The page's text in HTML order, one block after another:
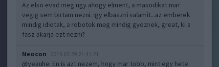
Az elso evad meg ugy ahogy elment, a masodikat mar
vegig sem birtam nezni. Igy elbaszni valamit...az emberek
mindig idiotak, a robotok meg mindig gyoznek, great, ki a
fasz akarja ezt nezni?
Neocon 2019.05.29 21:41:21
@yeauhe: En is azt nezem, hogy mar tobb, mint egy hete